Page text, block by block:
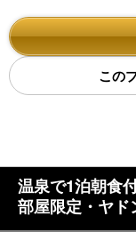
この
温泉で1泊朝食
部屋限定・ヤド